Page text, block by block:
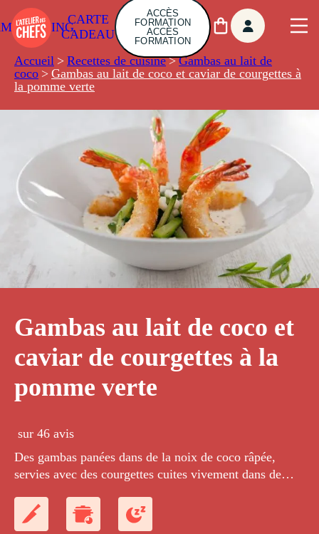
CARTE
CADEAU
ACCÈS
FORMATION
ACCÈS
FORMATION
Accueil > Recettes de cuisine > Gambas au lait de
coco > Gambas au lait de coco et caviar de courgettes à
la pomme verte
Gambas au lait de coco et
caviar de courgettes à la
pomme verte
sur 46 avis
Des gambas panées dans de la noix de coco râpée,
servies avec des courgettes cuites vivement dans de
à de petits dés de pomme, le tout servi avec une sauce
épicée au lait de coco.